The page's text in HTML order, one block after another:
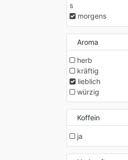
s
morgens
Aroma
herb
kräftig
lieblich
würzig
Koffein
ja